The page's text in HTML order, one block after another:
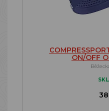
ON/OFF